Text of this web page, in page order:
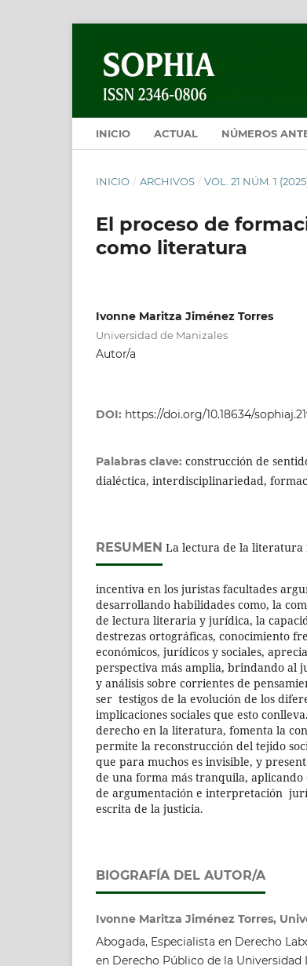
INICIO ACTUAL NÚMEROS
INICIO / ARCHIVOS / VOL. 21 NÚM. 1
El proceso de
como literatura
Ivonne Maritza Jiménez Torres
Universidad de Manizales
Autor/a
DOI: https://doi.org/10.18634/
Palabras clave: construcción de
dialéctica, interdisciplinariedad,
RESUMEN La lectura de la literatura
incentiva en los juristas facultades
desarrollando habilidades como, la
de lectura literaria y jurídica, la
destrezas ortográficas, conocimiento
económicos, jurídicos y sociales,
perspectiva más amplia, brindando al
y análisis sobre corrientes de
ser testigos de la evolución de los
implicaciones sociales que esto
derecho en la literatura, fomenta la
permite la reconstrucción del tejido
que para muchos es invisible, y
de una forma más tranquila,
de argumentación e interpretación
escrita de la justicia.
BIOGRAFÍA DEL AUTOR/A
Ivonne Maritza Jiménez Torres,
Abogada, Especialista en Derecho
en Derecho Público de la Universidad